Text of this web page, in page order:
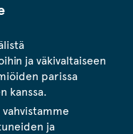
ja väkivaltaiseen
parissa
kanssa.
ja